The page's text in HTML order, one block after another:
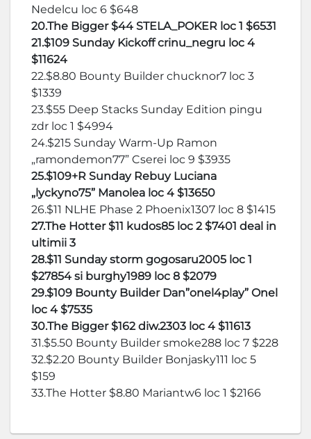
Nedelcu loc 6 $648
20.The Bigger $44 STELA_POKER loc 1 $6531
21.$109 Sunday Kickoff crinu_negru loc 4
$11624
22.$8.80 Bounty Builder chucknor7 loc 3
$1339
23.$55 Deep Stacks Sunday Edition pingu
zdr loc 1 $4994
24.$215 Sunday Warm-Up Ramon
„ramondemon77” Cserei loc 9 $3935
25.$109+R Sunday Rebuy Luciana
„lyckyno75” Manolea loc 4 $13650
26.$11 NLHE Phase 2 Phoenix1307 loc 8 $1415
27.The Hotter $11 kudos85 loc 2 $7401 deal in
ultimii 3
28.$11 Sunday storm gogosaru2005 loc 1
$27854 si burghy1989 loc 8 $2079
29.$109 Bounty Builder Dan”onel4play” Onel
loc 4 $7535
30.The Bigger $162 diw.2303 loc 4 $11613
31.$5.50 Bounty Builder smoke288 loc 7 $228
32.$2.20 Bounty Builder Bonjasky111 loc 5
$159
33.The Hotter $8.80 Mariantw6 loc 1 $2166